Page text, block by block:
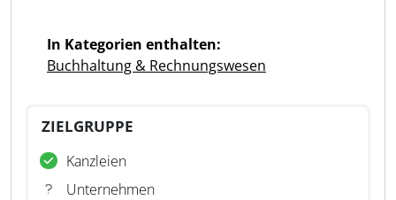
In Kategorien enthalten:
Buchhaltung & Rechnungswesen
ZIELGRUPPE
Kanzleien
Unternehmen